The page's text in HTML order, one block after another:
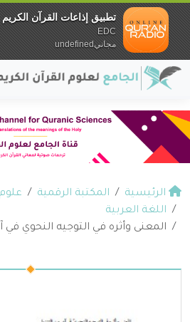
الرئيسية المكتبة الرقمية
اللغة العربية
المعنى وأثره في التوجيه النحوي في
تطبيق إذاعات القرآن الكريم
EDC
مجانيundefined